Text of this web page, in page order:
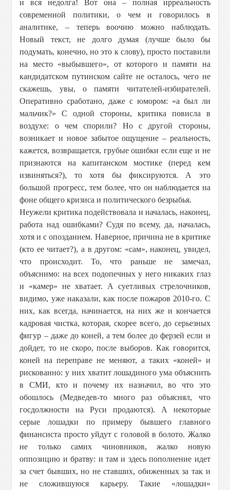
и вся недолга! Вот она – полная ирреальность
современной политики, о чем и говорилось в
аналитике, – теперь воочию можно наблюдать.
Новый текст, не долго думая (лучше было бы
подумать, конечно, но это к слову), просто поставили
на место «выбывшего», от которого и памяти на
кандидатском путинском сайте не осталось, чего не
скажешь, увы, о памяти читателей-избирателей.
Оперативно сработано, даже с юмором: «а был ли
мальчик?» С одной стороны, критика повисла в
воздухе: о чем спорили? Но с другой стороны,
возникает и новое забытое ощущение – реальность,
кажется, возвращается, грубые ошибки если еще и не
признаются на капитанском мостике (перед кем
извиняться?), то хотя бы фиксируются. А это
большой прогресс, тем более, что он наблюдается на
фоне общего кризиса и политического безрыбья.
Неужели критика подействовала и началась, наконец,
работа над ошибками? Судя по всему, да, началась,
хотя и с опозданием. Наверное, причина не в критике
(кто ее читает?), а в другом: «сам», наконец, увидел,
что происходит. То, что раньше не замечал,
объяснимо: на всех подопечных у него никаких глаз
и «камер» не хватает. А суетливых стрелочников,
видимо, уже наказали, как после пожаров 2010-го. С
них, как всегда, начинается, на них же и кончается
кадровая чистка, которая, скорее всего, до серьезных
фигур – даже до коней, а тем более до ферзей если и
дойдет, то не скоро, после выборов. Как говорится,
коней на переправе не меняют, а таких «коней» и
рискованно: у них хватит лошадиного ума объяснить
в СМИ, кто и почему их назначил, во что это
обошлось (Медведев-то много раз объяснял, что
госдолжности на Руси продаются). А некоторые
серые лошадки по примеру бывшего главного
финансиста просто уйдут с головой в болото. Жалко
не только самих чиновников, жалко новую
оппозицию и братву: и там и здесь пополнение идет
за счет бывших, но не ставших, обиженных за так и
не сложившуюся карьеру. Такие «лошадки»